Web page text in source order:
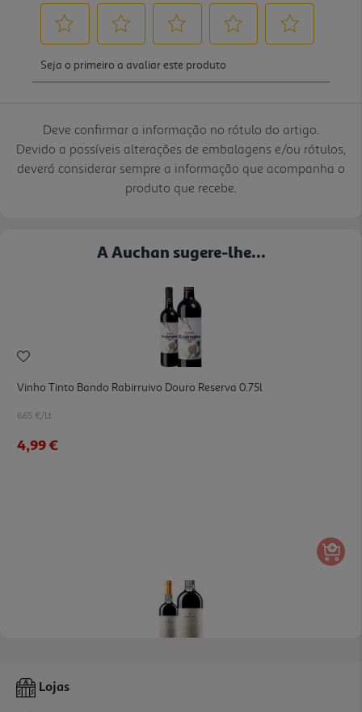
Deve confirmar a informação no rótulo do artigo.
Devido a possíveis alterações de embalagens e/ou rótulos,
deverá considerar sempre a informação que acompanha o
produto que recebe.
A Auchan sugere-lhe...
Vinho Tinto Bando Rabirruivo Douro Reserva 0.75l
6.65 €/Lt
4,99 €
Vinho Tinto Provezaide Douro 0.75l
Lojas